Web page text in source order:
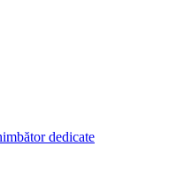
dedicate